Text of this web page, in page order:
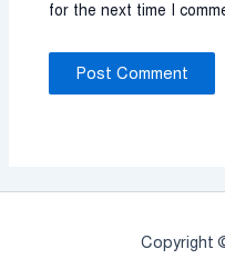
for the next time I
Copyright ©